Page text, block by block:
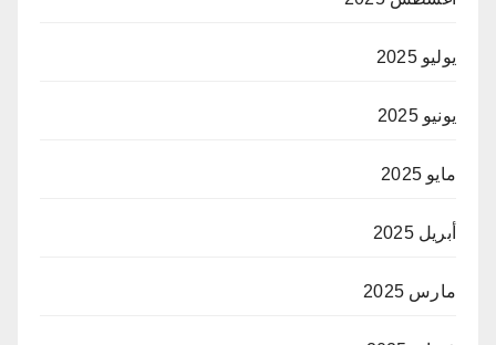
يوليو 2025
يونيو 2025
مايو 2025
أبريل 2025
مارس 2025